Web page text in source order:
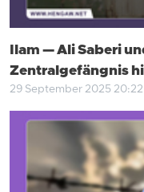
Ilam — Ali Saberi
Zentralgefängnis
29 September 2025 20:22